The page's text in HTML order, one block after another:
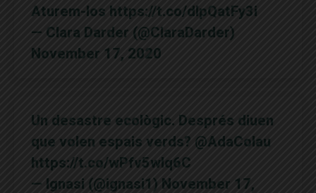
Aturem-los https://t.co/dIpQatFy3i
— Clara Darder (@ClaraDarder)
November 17, 2020
Un desastre ecològic. Després diuen
que volen espais verds? @AdaColau
https://t.co/wPfv5wlq6C
— Ignasi (@ignasi1) November 17,